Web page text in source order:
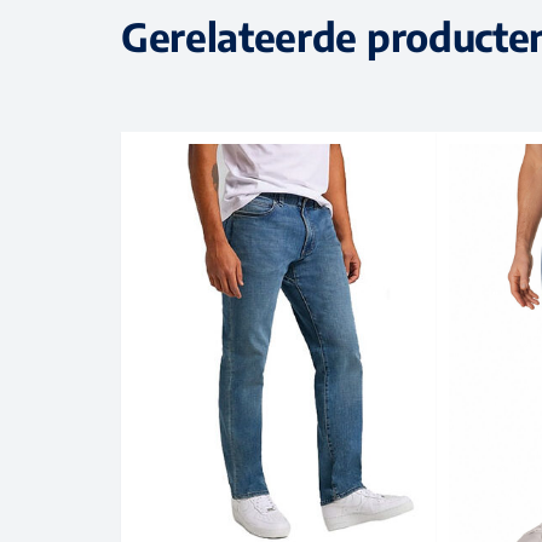
Gerelateerde